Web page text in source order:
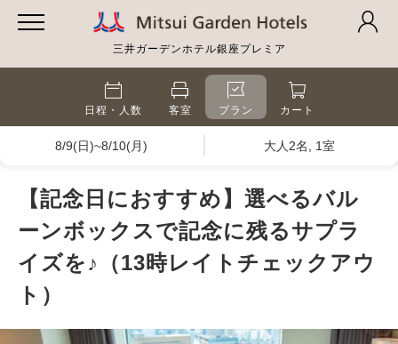
三井ガーデンホテル銀座プレミア
日程・人数 客室 プラン カート
8/9(日)~8/10(月) 大人2名, 1室
【記念日におすすめ】選べるバル
ーンボックスで記念に残るサプラ
イズを♪（13時レイトチェックアウ
ト）